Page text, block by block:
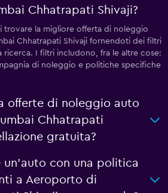
Chhatrapati Shivaji?
la migliore offerta di noleggio
Chhatrapati Shivaji fornendoti dei filtri
ricerca. I filtri includono, fra le altre cose:
di noleggio e politiche specifiche
offerte di noleggio auto
Chhatrapati
gratuita?
un'auto con una politica
a Aeroporto di